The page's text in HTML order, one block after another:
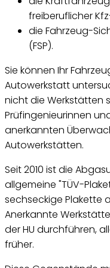
freiberuflicher
die Fahrzeug-
(FSP).
Sie können Ihr
Autowerkstatt
nicht die Werkstätten
Prüfingenieurinnen
anerkannten
Autowerkstätten.
Seit 2010 ist die
allgemeine "TÜV-
sechseckige Plakette
Anerkannte
der HU durchführen,
früher.